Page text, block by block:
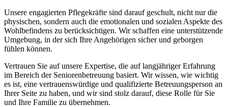
Unsere engagierten Pflegekräfte sind darauf geschult, nicht nur die
physischen, sondern auch die emotionalen und sozialen Aspekte des
Wohlbefindens zu berücksichtigen. Wir schaffen eine unterstützende
Umgebung, in der sich Ihre Angehörigen sicher und geborgen
fühlen können.
Vertrauen Sie auf unsere Expertise, die auf langjähriger Erfahrung
im Bereich der Seniorenbetreuung basiert. Wir wissen, wie wichtig
es ist, eine vertrauenswürdige und qualifizierte Betreuungsperson an
Ihrer Seite zu haben, und wir sind stolz darauf, diese Rolle für Sie
und Ihre Familie zu übernehmen.